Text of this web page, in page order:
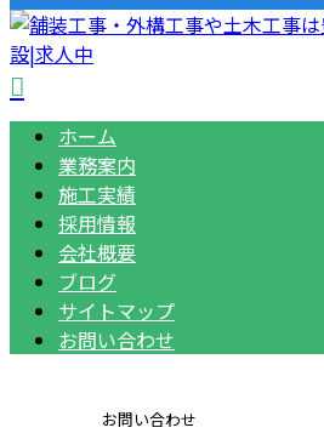
ホーム
業務案内
施工実績
採用情報
会社概要
ブログ
サイトマップ
お問い合わせ
お問い合わせ